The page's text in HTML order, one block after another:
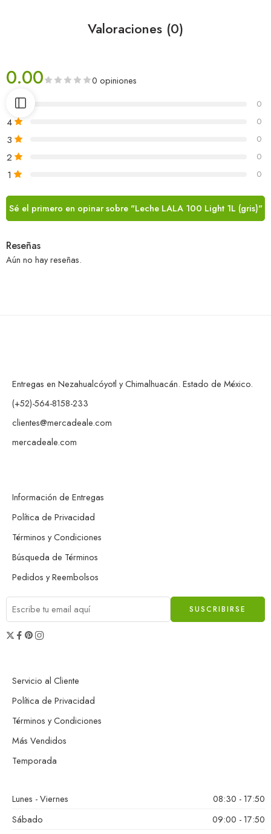
Valoraciones (0)
0.00 0 opiniones
0
4 0
3 0
2 0
1 0
Sé el primero en opinar sobre "Leche LALA 100 Light 1L (gris)"
Reseñas
Aún no hay reseñas.
Entregas en Nezahualcóyotl y Chimalhuacán. Estado de México.
(+52)-564-8158-233
clientes@mercadeale.com
mercadeale.com
Información de Entregas
Política de Privacidad
Términos y Condiciones
Búsqueda de Términos
Pedidos y Reembolsos
Servicio al Cliente
Política de Privacidad
Términos y Condiciones
Más Vendidos
Temporada
Lunes - Viernes
08:30 - 17:50
Sábado
09:00 - 17:50